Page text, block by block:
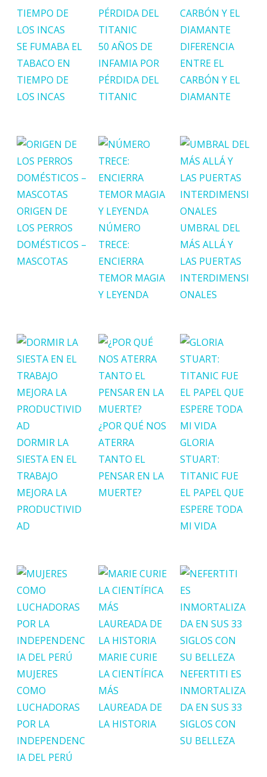
SE FUMABA EL
TABACO EN
TIEMPO DE
LOS INCAS
50 AÑOS DE
INFAMIA POR
PÉRDIDA DEL
TITANIC
DIFERENCIA
ENTRE EL
CARBÓN Y EL
DIAMANTE
ORIGEN DE
LOS PERROS
DOMÉSTICOS –
MASCOTAS
NÚMERO
TRECE:
ENCIERRA
TEMOR MAGIA
Y LEYENDA
UMBRAL DEL
MÁS ALLÁ Y
LAS PUERTAS
INTERDIMENSI
ONALES
DORMIR LA
SIESTA EN EL
TRABAJO
MEJORA LA
PRODUCTIVID
AD
¿POR QUÉ NOS
ATERRA
TANTO EL
PENSAR EN LA
MUERTE?
GLORIA
STUART:
TITANIC FUE
EL PAPEL QUE
ESPERE TODA
MI VIDA
MUJERES
COMO
LUCHADORAS
POR LA
INDEPENDENC
IA DEL PERÚ
MARIE CURIE
LA CIENTÍFICA
MÁS
LAUREADA DE
LA HISTORIA
NEFERTITI ES
INMORTALIZA
DA EN SUS 33
SIGLOS CON
SU BELLEZA